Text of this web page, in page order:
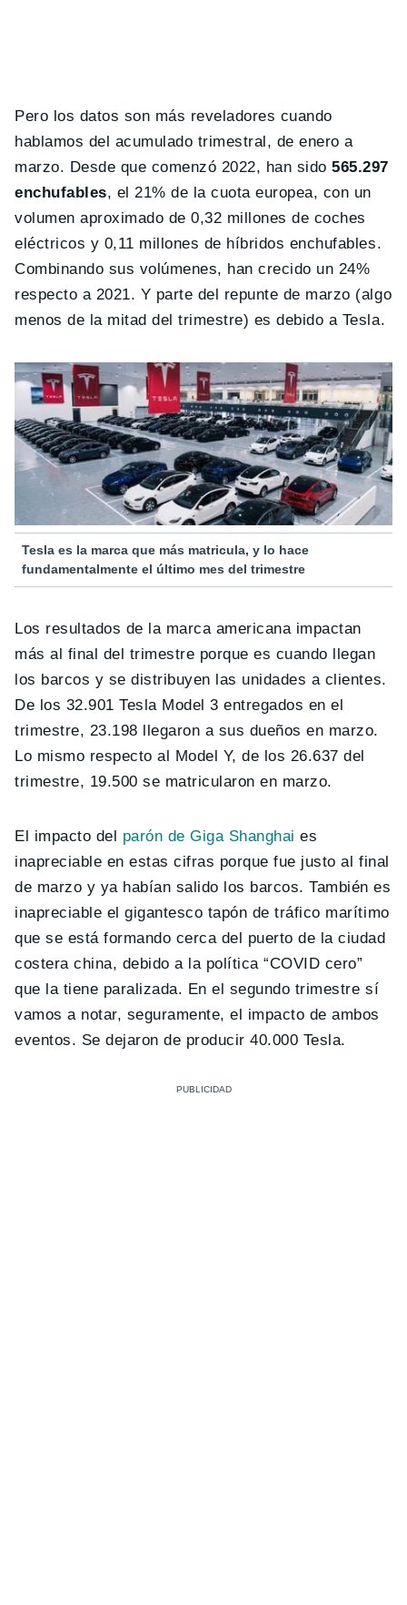
Pero los datos son más reveladores cuando
hablamos del acumulado trimestral, de enero a
marzo. Desde que comenzó 2022, han sido565.297
enchufables, el 21% de la cuota europea, con un
volumen aproximado de 0,32 millones de coches
eléctricos y 0,11 millones de híbridos enchufables.
Combinando sus volúmenes, han crecido un 24%
respecto a 2021. Y parte del repunte de marzo (algo
menos de la mitad del trimestre) es debido a Tesla.
Tesla es la marca que más matricula, y lo hace
fundamentalmente el último mes del trimestre
Los resultados de la marca americana impactan
más al final del trimestre porque es cuando llegan
los barcos y se distribuyen las unidades a clientes.
De los 32.901 Tesla Model 3 entregados en el
trimestre, 23.198 llegaron a sus dueños en marzo.
Lo mismo respecto al Model Y, de los 26.637 del
trimestre, 19.500 se matricularon en marzo.
El impacto del parón de Giga Shanghai es
inapreciable en estas cifras porque fue justo al final
de marzo y ya habían salido los barcos. También es
inapreciable el gigantesco tapón de tráfico marítimo
que se está formando cerca del puerto de la ciudad
costera china, debido a la política “COVID cero”
que la tiene paralizada. En el segundo trimestre sí
vamos a notar, seguramente, el impacto de ambos
eventos. Se dejaron de producir 40.000 Tesla.